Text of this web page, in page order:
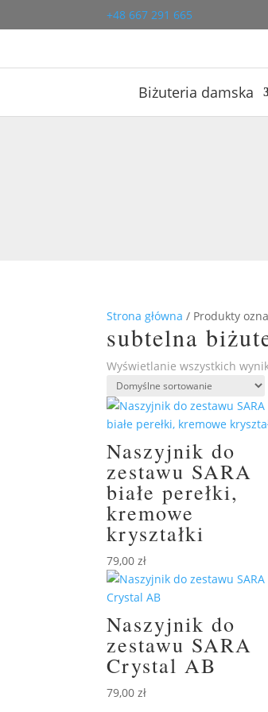
+48 667 291 665
Biżuteria damska
Strona główna / Produkty
subtelna
Wyświetlanie wszystkich
Naszyjnik do
zestawu SARA
białe perełki,
kremowe
kryształki
79,00zł
Naszyjnik do
zestawu SARA
Crystal AB
79,00zł